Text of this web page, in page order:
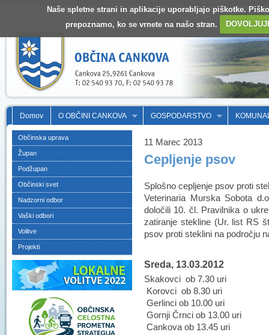
Naše spletne strani in aplikacije uporabljajo piškotke.
prepoznamo, ko se vrnete na našo stran.
Domov O OBČINI CANKOVA GOSPODARSTVO
Občinska uprava
Župan
Podžupan
Občinski svet
Nadzorni odbor
Vaški odbori
Volitve
Projekti
11 Marec 2013
Cepljenje psov
Splošno cepljenje psov proti
Veterinaria Murska Sobota
določili 10. čl. Pravilnika o
zatiranje stekline (Ur. list RS
psov proti steklini na področju
Sreda, 13.03.2012
Skakovci ob 7.30 uri
Korovci ob 8.30 uri
Gerlinci ob 10.00 uri
Gornji Črnci ob 13.00 uri
Cankova ob 13.45 uri